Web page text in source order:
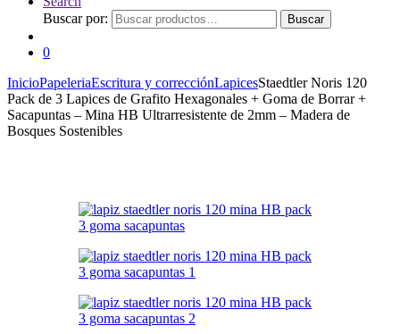
Buscar por:
Buscar
0
InicioPapeleriaEscritura y correcciónLapicesStaedtler Noris 120
Pack de 3 Lapices de Grafito Hexagonales + Goma de Borrar +
Sacapuntas – Mina HB Ultrarresistente de 2mm – Madera de
Bosques Sostenibles